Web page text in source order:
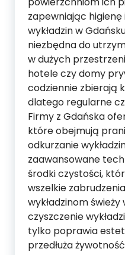
zapewniając higienę
wykładzin w
niezbędna do
w dużych
hotele czy domy
codziennie zbierają
dlatego regularne
Firmy z Gdańska
które obejmują
odkurzanie
zaawansowane
środki czystości,
wszelkie
wykładzinom
czyszczenie
tylko poprawia
przedłuża